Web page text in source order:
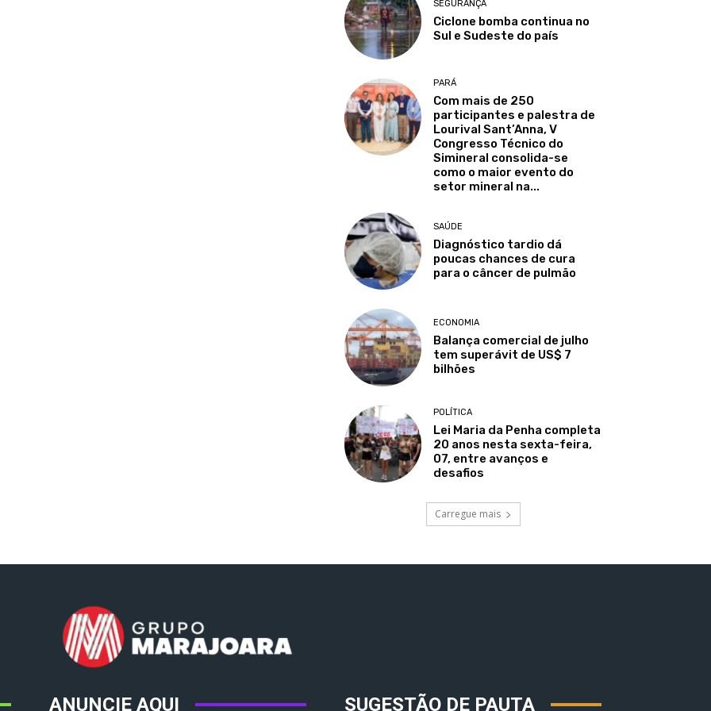
SEGURANÇA
Ciclone bomba continua no
Sul e Sudeste do país
PARÁ
Com mais de 250
participantes e palestra de
Lourival Sant’Anna, V
Congresso Técnico do
Simineral consolida-se
como o maior evento do
setor mineral na...
SAÚDE
Diagnóstico tardio dá
poucas chances de cura
para o câncer de pulmão
ECONOMIA
Balança comercial de julho
tem superávit de US$ 7
bilhões
POLÍTICA
Lei Maria da Penha completa
20 anos nesta sexta-feira,
07, entre avanços e
desafios
Carregue mais
ANUNCIE AQUI SUGESTÃO DE PAUTA